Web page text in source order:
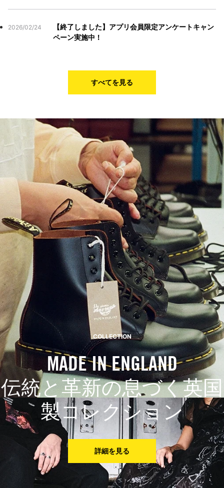
2026/02/24
【終了しました】アプリ会員限定アンケートキャン
ペーン実施中！
すべてを見る
COLLECTION
MADE IN ENGLAND
伝統と革新の息づく英国
製コレクション
詳細を見る